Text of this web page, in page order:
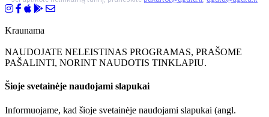
Kraunama
NAUDOJATE NELEISTINAS PROGRAMAS, PRAŠOME
PAŠALINTI, NORINT NAUDOTIS TINKLAPIU.
Šioje svetainėje naudojami slapukai
Informuojame, kad šioje svetainėje naudojami slapukai (angl.